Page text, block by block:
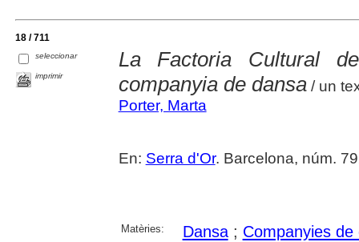
18 / 711
seleccionar
imprimir
La Factoria Cultural
companyia de dansa/ un
Porter, Marta
En: Serra d'Or. Barcelona, núm.
Matèries: Dansa; Companyies de